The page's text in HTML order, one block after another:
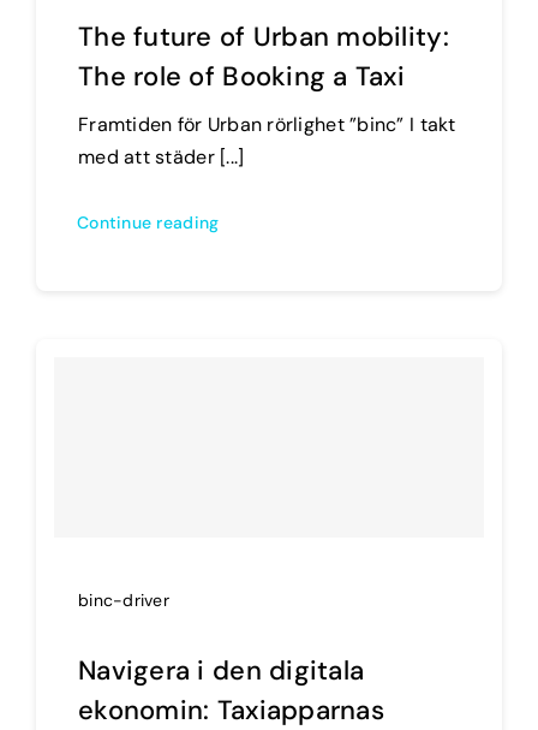
The future of Urban mobility:
The role of Booking a Taxi
Framtiden för Urban rörlighet ”binc” I takt
med att städer [...]
Continue reading
binc-driver
Navigera i den digitala
ekonomin: Taxiapparnas